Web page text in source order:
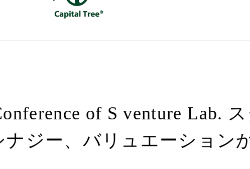
of S venture Lab.
ジー、バリュエーション